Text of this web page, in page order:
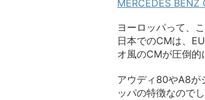
MERCEDES
ヨーロッパって、
日本でのCMは、
オ風のCMが圧倒的
アウディ80やA8が
ッパの特徴なのでし